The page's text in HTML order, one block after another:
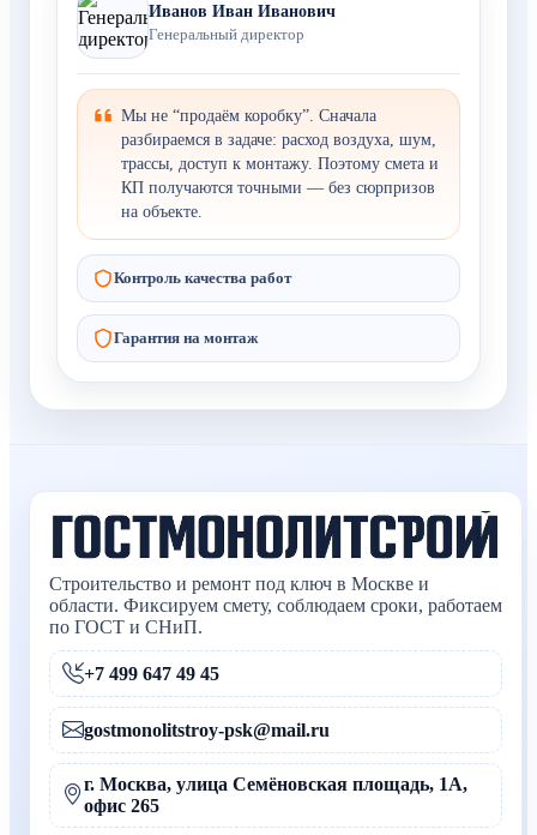
Иванов Иван Иванович
Генеральный директор
Мы не “продаём коробку”. Сначала
разбираемся в задаче: расход воздуха, шум,
трассы, доступ к монтажу. Поэтому смета и
КП получаются точными — без сюрпризов
на объекте.
Контроль качества работ
Гарантия на монтаж
Строительство и ремонт под ключ в Москве и
области. Фиксируем смету, соблюдаем сроки, работаем
по ГОСТ и СНиП.
+7 499 647 49 45
gostmonolitstroy-psk@mail.ru
г. Москва, улица Семёновская площадь, 1А,
офис 265